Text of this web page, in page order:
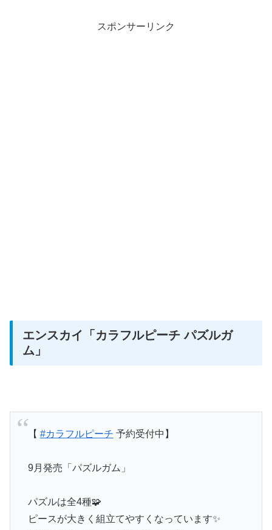
スポンサーリンク
エンスカイ 「カラフルピーチ パズルガ
ム」
【 #カラフルピーチ 予約受付中】
9月発売「パズルガム」
パズルは全4種🧩
ピースが大きく組立てやすくなっています✨